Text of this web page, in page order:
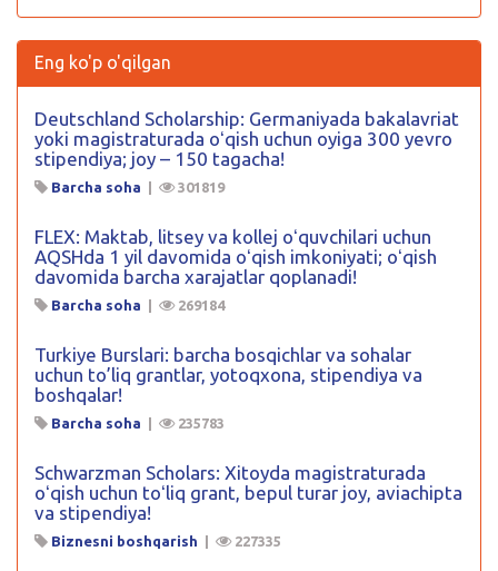
Eng ko'p o'qilgan
Deutschland Scholarship: Germaniyada bakalavriat
yoki magistraturada oʻqish uchun oyiga 300 yevro
stipendiya; joy – 150 tagacha!
Barcha soha 301819
FLEX: Maktab, litsey va kollej oʻquvchilari uchun
AQSHda 1 yil davomida oʻqish imkoniyati; oʻqish
davomida barcha xarajatlar qoplanadi!
Barcha soha 269184
Turkiye Burslari: barcha bosqichlar va sohalar
uchun to’liq grantlar, yotoqxona, stipendiya va
boshqalar!
Barcha soha 235783
Schwarzman Scholars: Xitoyda magistraturada
oʻqish uchun toʻliq grant, bepul turar joy, aviachipta
va stipendiya!
Biznesni boshqarish 227335